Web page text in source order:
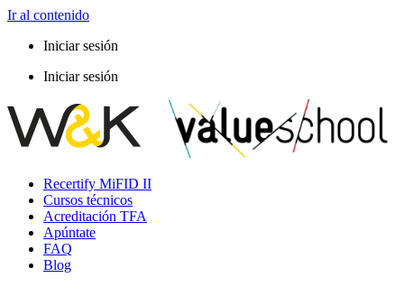
Ir al contenido
Iniciar sesión
Iniciar sesión
Recertify MiFID II
Cursos técnicos
Acreditación TFA
Apúntate
FAQ
Blog